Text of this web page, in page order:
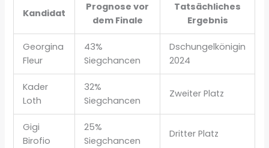
Kandidat
Prognose vor
dem Finale
Tatsächliches
Ergebnis
Georgina
Fleur
43%
Siegchancen
Dschungelkönigin
2024
Kader
Loth
32%
Siegchancen
Zweiter Platz
Gigi
Birofio
25%
Siegchancen
Dritter Platz